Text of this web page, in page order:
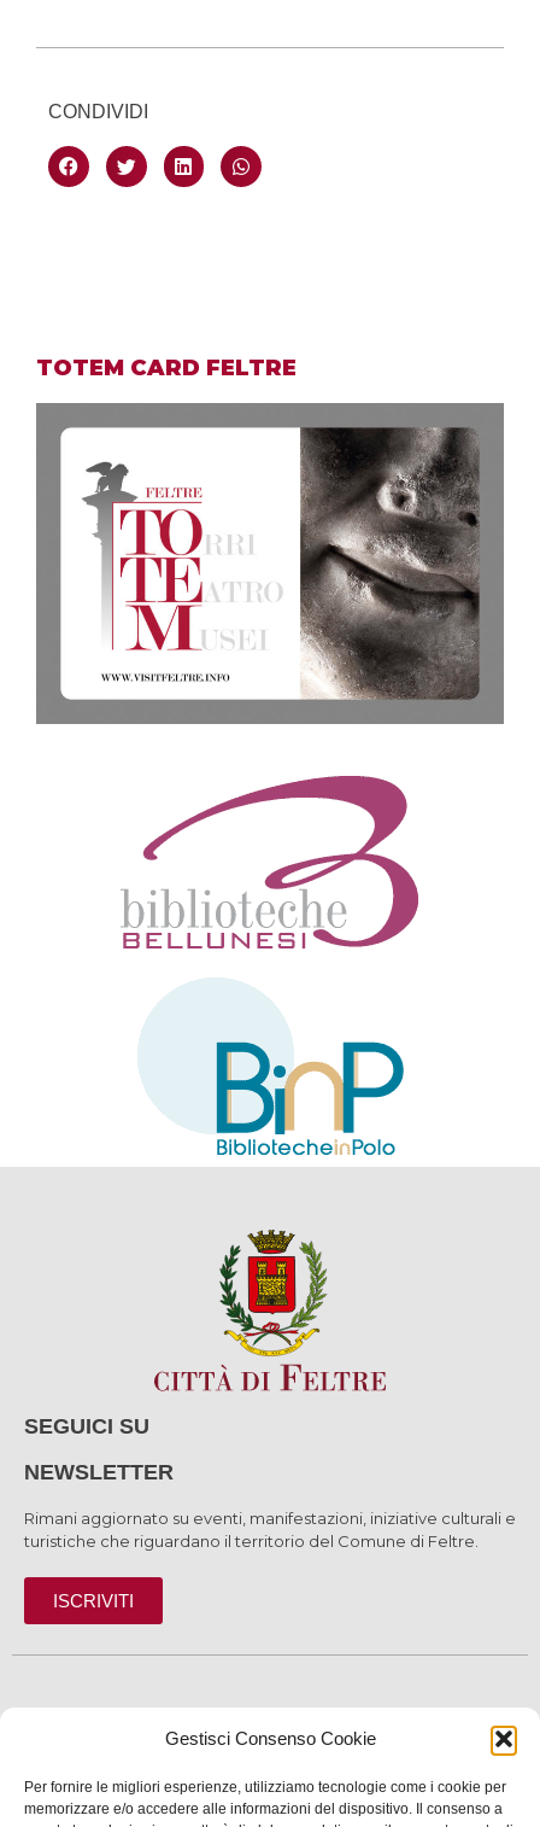
Gestisci Consenso Cookie
Per fornire le migliori esperienze, utilizziamo tecnologie come i cookie per
memorizzare e/o accedere alle informazioni del dispositivo. Il consenso a
CONDIVIDI
TOTEM CARD FELTRE
SEGUICI SU
NEWSLETTER
Rimani aggiornato su eventi, manifestazioni, iniziative culturali e
turistiche che riguardano il territorio del Comune di Feltre.
ISCRIVITI
SERVIZI